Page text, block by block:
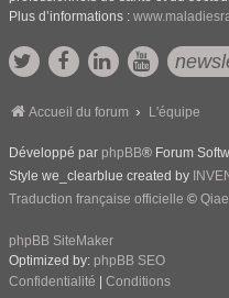
Plus d’informations :
Accueil du forum L'équipe
Développé par phpBB® Forum
Style we_clearblue created by
Traduction française officielle ©
phpBB SiteMaker
Optimized by: phpBB SEO
Confidentialité
Conditions